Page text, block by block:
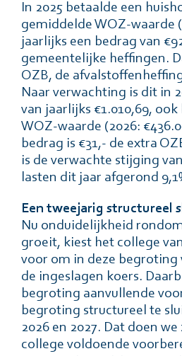
In 2025 betaalde een
gemiddelde WOZ-waarde
jaarlijks een bedrag van
gemeentelijke heffingen.
OZB, de
Naar verwachting is dit in
van jaarlijks €1.010,69,
WOZ-waarde (2026:
bedrag is €31,- de extra
is de verwachte stijging
lasten dit jaar afgerond
Een tweejarig structureel
Nu onduidelijkheid
groeit, kiest het college
voor om in deze begroting
de ingeslagen koers.
begroting aanvullende
begroting structureel te
2026 en 2027. Dat doen
college voldoende